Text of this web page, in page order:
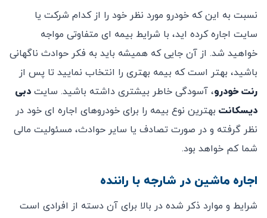
نسبت به این که خودرو مورد نظر خود را از کدام شرکت یا
سایت اجاره کرده اید، با شرایط بیمه ای متفاوتی مواجه
خواهید شد. از آن جایی که همیشه باید به فکر حوادث ناگهانی
باشید، بهتر است که بیمه بهتری را انتخاب نمایید تا پس از
رنت خودرو، آسودگی خاطر بیشتری داشته باشید. سایت دبی
دیسکانت بهترین نوع بیمه را برای خودروهای اجاره ای خود در
نظر گرفته و در صورت تصادف یا سایر حوادث، مسئولیت مالی
شما کم خواهد بود.
اجاره ماشین در شارجه با راننده
شرایط ‌و موارد ذکر شده در بالا برای آن دسته از افرادی است